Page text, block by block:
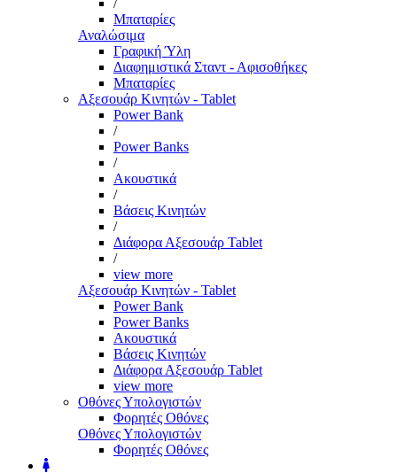
/
Μπαταρίες
Αναλώσιμα
Γραφική Ύλη
Διαφημιστικά Σταντ - Αφισοθήκες
Μπαταρίες
Αξεσουάρ Κινητών - Tablet
Power Bank
/
Power Banks
/
Ακουστικά
/
Βάσεις Κινητών
/
Διάφορα Αξεσουάρ Tablet
/
view more
Αξεσουάρ Κινητών - Tablet
Power Bank
Power Banks
Ακουστικά
Βάσεις Κινητών
Διάφορα Αξεσουάρ Tablet
view more
Οθόνες Υπολογιστών
Φορητές Οθόνες
Οθόνες Υπολογιστών
Φορητές Οθόνες